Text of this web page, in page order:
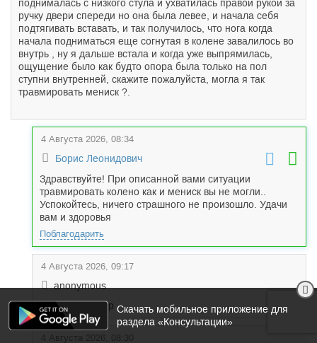
поднималась с низкого стула и ухватилась правой рукой за
ручку двери спереди но она была левее, и начала себя
подтягивать вставать, и так получилось, что нога когда
начала подниматься еще согнутая в колене завалилось во
внутрь , ну я дальше встала и когда уже выпрямилась,
ощущение было как будто опора была только на пол
ступни внутренней, скажите пожалуйста, могла я так
травмировать мениск ?.
4 Августа 2026, 08:34
Борис Леонидович
Здравствуйте! При описанной вами ситуации
травмировать колено как и мениск вы не могли..
Успокойтесь, ничего страшного не произошло. Удачи
вам и здоровья
Поблагодарить
4 Августа 2026, 09:17
anonymous
Спасибо доктор Скачать мобильное приложение для
раздела «Консультации»